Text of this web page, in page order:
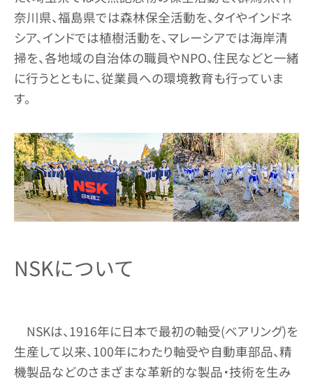
奈川県、福島県では森林保全活動を、タイやインドネ
シア、インドでは植樹活動を、マレーシアでは海岸清
掃を、各地域の自治体の職員やNPO、住民などと一緒
に行うとともに、従業員への環境教育も行っていま
す。
NSKについて
NSKは、1916年に日本で最初の軸受(ベアリング)を
生産して以来、100年にわたり軸受や自動車部品、精
機製品などのさまざまな革新的な製品・技術を生み